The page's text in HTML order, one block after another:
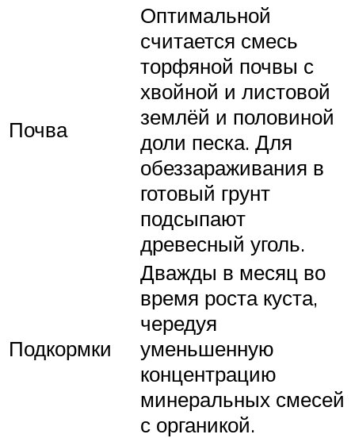
Почва
Оптимальной
считается смесь
торфяной почвы с
хвойной и листовой
землёй и половиной
доли песка. Для
обеззараживания в
готовый грунт
подсыпают
древесный уголь.
Подкормки
Дважды в месяц во
время роста куста,
чередуя
уменьшенную
концентрацию
минеральных смесей
с органикой.